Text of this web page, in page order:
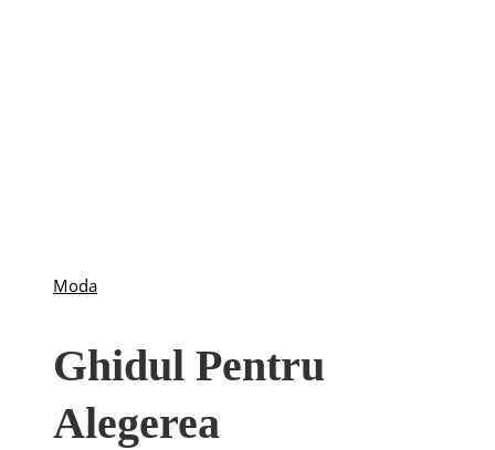
Moda
Ghidul Pentru
Alegerea